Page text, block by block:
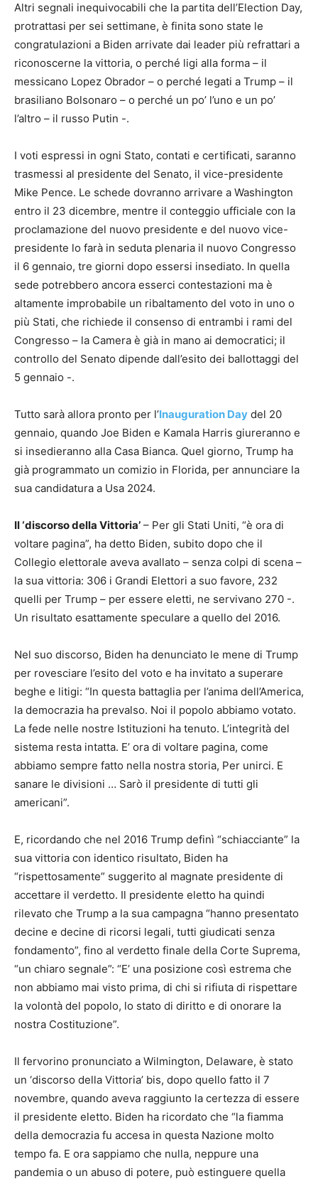
Altri segnali inequivocabili che la partita dell’Election Day,
protrattasi per sei settimane, è finita sono state le
congratulazioni a Biden arrivate dai leader più refrattari a
riconoscerne la vittoria, o perché ligi alla forma – il
messicano Lopez Obrador – o perché legati a Trump – il
brasiliano Bolsonaro – o perché un po’ l’uno e un po’
l’altro – il russo Putin -.
I voti espressi in ogni Stato, contati e certificati, saranno
trasmessi al presidente del Senato, il vice-presidente
Mike Pence. Le schede dovranno arrivare a Washington
entro il 23 dicembre, mentre il conteggio ufficiale con la
proclamazione del nuovo presidente e del nuovo vice-
presidente lo farà in seduta plenaria il nuovo Congresso
il 6 gennaio, tre giorni dopo essersi insediato. In quella
sede potrebbero ancora esserci contestazioni ma è
altamente improbabile un ribaltamento del voto in uno o
più Stati, che richiede il consenso di entrambi i rami del
Congresso – la Camera è già in mano ai democratici; il
controllo del Senato dipende dall’esito dei ballottaggi del
5 gennaio -.
Tutto sarà allora pronto per l’Inauguration Day del 20
gennaio, quando Joe Biden e Kamala Harris giureranno e
si insedieranno alla Casa Bianca. Quel giorno, Trump ha
già programmato un comizio in Florida, per annunciare la
sua candidatura a Usa 2024.
Il ‘discorso della Vittoria’ – Per gli Stati Uniti, “è ora di
voltare pagina”, ha detto Biden, subito dopo che il
Collegio elettorale aveva avallato – senza colpi di scena –
la sua vittoria: 306 i Grandi Elettori a suo favore, 232
quelli per Trump – per essere eletti, ne servivano 270 -.
Un risultato esattamente speculare a quello del 2016.
Nel suo discorso, Biden ha denunciato le mene di Trump
per rovesciare l’esito del voto e ha invitato a superare
beghe e litigi: “In questa battaglia per l’anima dell’America,
la democrazia ha prevalso. Noi il popolo abbiamo votato.
La fede nelle nostre Istituzioni ha tenuto. L’integrità del
sistema resta intatta. E’ ora di voltare pagina, come
abbiamo sempre fatto nella nostra storia, Per unirci. E
sanare le divisioni … Sarò il presidente di tutti gli
americani”.
E, ricordando che nel 2016 Trump definì “schiacciante” la
sua vittoria con identico risultato, Biden ha
“rispettosamente” suggerito al magnate presidente di
accettare il verdetto. Il presidente eletto ha quindi
rilevato che Trump a la sua campagna “hanno presentato
decine e decine di ricorsi legali, tutti giudicati senza
fondamento”, fino al verdetto finale della Corte Suprema,
“un chiaro segnale”: “E’ una posizione così estrema che
non abbiamo mai visto prima, di chi si rifiuta di rispettare
la volontà del popolo, lo stato di diritto e di onorare la
nostra Costituzione”.
Il fervorino pronunciato a Wilmington, Delaware, è stato
un ‘discorso della Vittoria’ bis, dopo quello fatto il 7
novembre, quando aveva raggiunto la certezza di essere
il presidente eletto. Biden ha ricordato che “la fiamma
della democrazia fu accesa in questa Nazione molto
tempo fa. E ora sappiamo che nulla, neppure una
pandemia o un abuso di potere, può estinguere quella